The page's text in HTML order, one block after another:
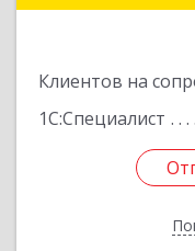
Клиентов на
1С:Специалист